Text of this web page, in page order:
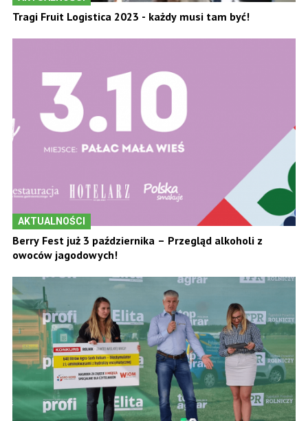
Tragi Fruit Logistica 2023 - każdy musi tam być!
AKTUALNOŚCI
Berry Fest już 3 października – Przegląd alkoholi z
owoców jagodowych!